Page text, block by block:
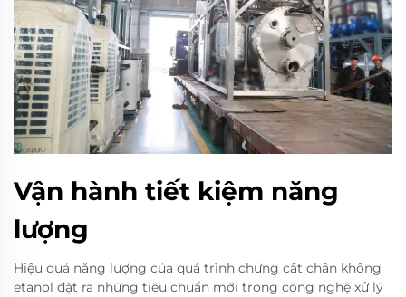
Vận hành tiết kiệm năng
lượng
Hiệu quả năng lượng của quá trình chưng cất chân không
etanol đặt ra những tiêu chuẩn mới trong công nghệ xử lý